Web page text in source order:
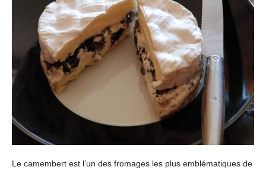
Le camembert est l’un des fromages les plus emblématiques de